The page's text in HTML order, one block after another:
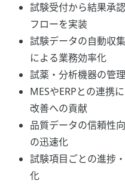
試験受付から結果承
フローを実装
試験データの自動収
による業務効率化
試薬・分析機器の管
MESやERPとの連携
改善への貢献
品質データの信頼性
の迅速化
試験項目ごとの進捗
化